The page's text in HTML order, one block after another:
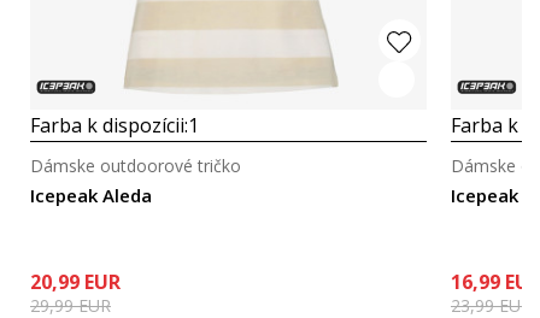
Farba k dispozícii:1
Icepeak Aleda
Dámske outdoorové tričko
20,99 EUR
29,99EUR
Farba k
Icepeak
Dámske
16,99 EUR
23,99EUR